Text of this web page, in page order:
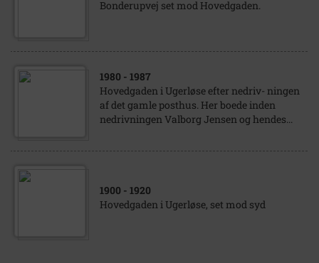
Bonderupvej set mod Hovedgaden.
1980 - 1987
Hovedgaden i Ugerløse efter nedriv- ningen
af det gamle posthus. Her boede inden
nedrivningen Valborg Jensen og hendes...
1900 - 1920
Hovedgaden i Ugerløse, set mod syd